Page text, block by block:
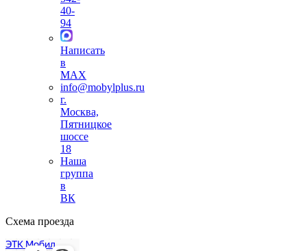
40-
94
Написать
в
MAX
info@mobylplus.ru
г.
Москва,
Пятницкое
шоссе
18
Наша
группа
в
ВК
Схема проезда